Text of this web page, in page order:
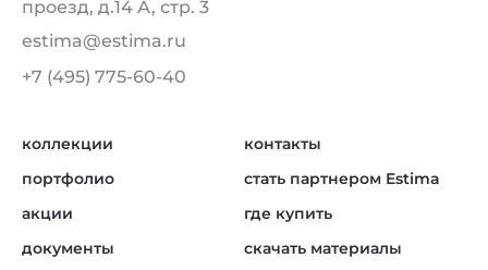
проезд, д.14 А, стр. 3
estima@estima.ru
+7 (495) 775-60-40
коллекции
портфолио
акции
документы
контакты
стать партнером Estima
где купить
скачать материалы